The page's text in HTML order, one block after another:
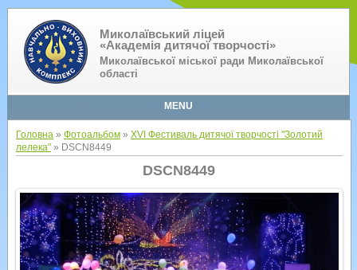
Миколаївський ліцей
«Академія дитячої творчості»
Миколаївської міської ради Миколаївської
області
MENU
Головна» Фотоальбом» XVI Фестиваль дитячої творчості "Золотий
лелека"» DSCN8449
DSCN8449